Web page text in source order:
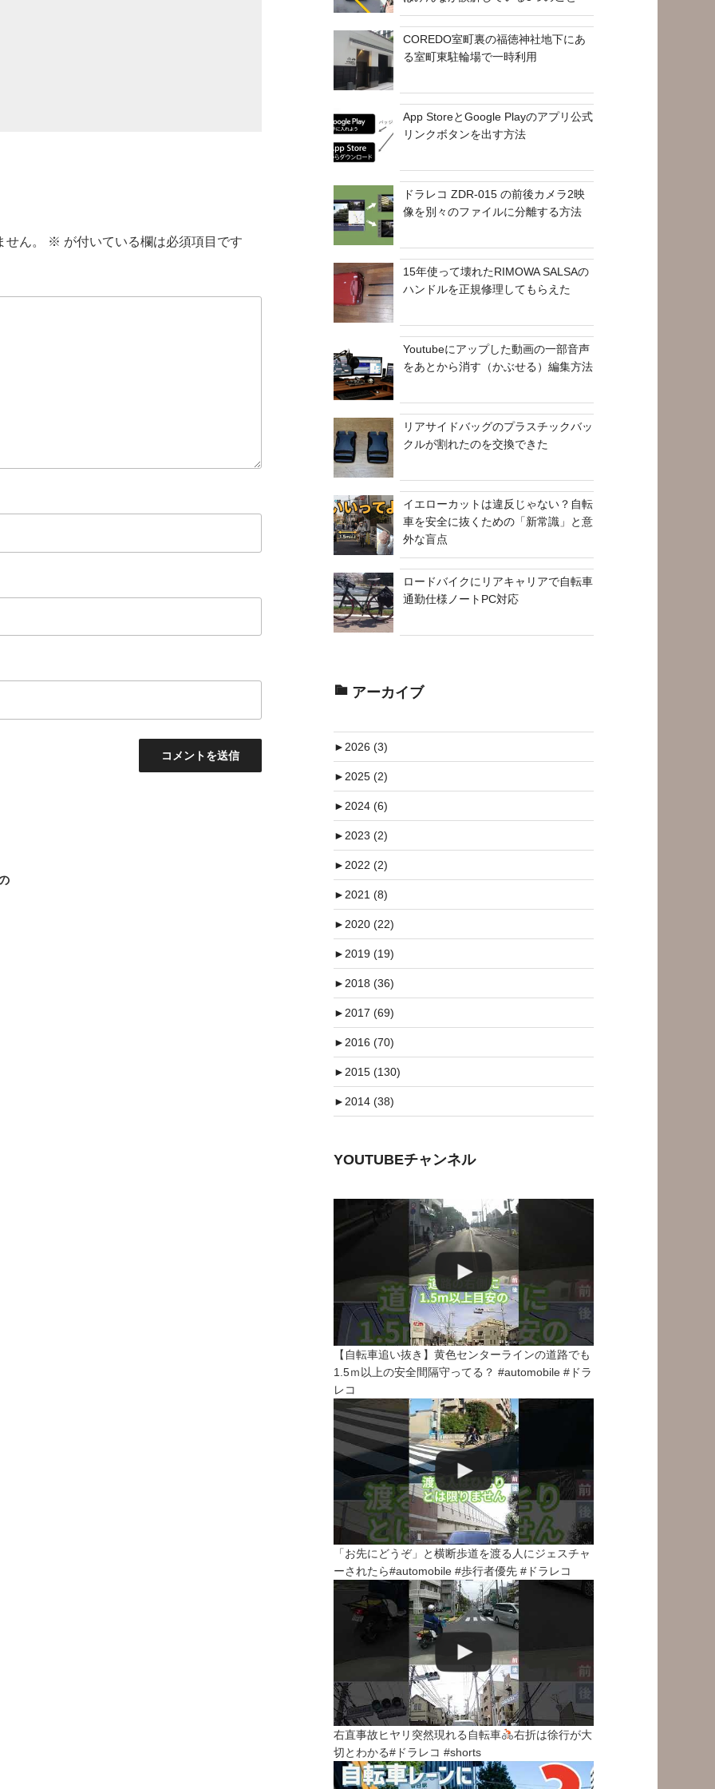
ん。 ※ が付いている欄は必須項目です
COREDO室町裏の福徳神社地下にあ
る室町東駐輪場で一時利用
App StoreとGoogle Playのアプリ公式
リンクボタンを出す方法
ドラレコ ZDR-015 の前後カメラ2映
像を別々のファイルに分離する方法
15年使って壊れたRIMOWA SALSAの
ハンドルを正規修理してもらえた
Youtubeにアップした動画の一部音声
をあとから消す（かぶせる）編集方法
リアサイドバッグのプラスチックバッ
クルが割れたのを交換できた
イエローカットは違反じゃない？自転
車を安全に抜くための「新常識」と意
外な盲点
ロードバイクにリアキャリアで自転車
通勤仕様ノートPC対応
アーカイブ
►2026 (3)
►2025 (2)
►2024 (6)
►2023 (2)
►2022 (2)
►2021 (8)
►2020 (22)
►2019 (19)
►2018 (36)
►2017 (69)
►2016 (70)
►2015 (130)
►2014 (38)
YOUTUBEチャンネル
【自転車追い抜き】黄色センターラインの道路でも
1.5ｍ以上の安全間隔守ってる？ #automobile #ドラ
レコ
「お先にどうぞ」と横断歩道を渡る人にジェスチャ
ーされたら#automobile #歩行者優先 #ドラレコ
右直事故ヒヤリ突然現れる自転車
右折は徐行が大
切とわかる#ドラレコ #shorts